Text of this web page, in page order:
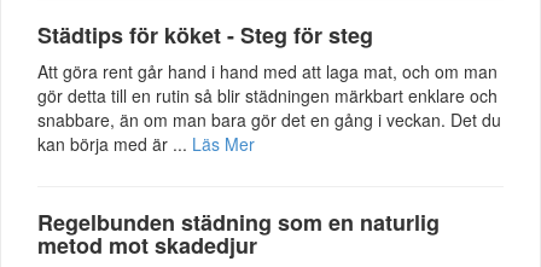
Städtips för köket - Steg för steg
Att göra rent går hand i hand med att laga mat, och om man
gör detta till en rutin så blir städningen märkbart enklare och
snabbare, än om man bara gör det en gång i veckan. Det du
kan börja med är ... Läs Mer
Regelbunden städning som en naturlig
metod mot skadedjur